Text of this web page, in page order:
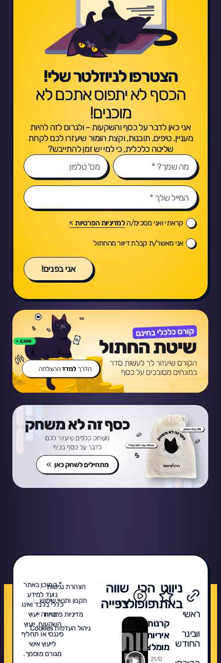
הצטרפו לניוזלטר שלי!
הכסף לא יתפוס אתכם לא
מוכנים!
אני כאן לדבר על כסף והשקעות – ולגרום לזה להיות
מעניין. טיפים, תובנות, וקצת הומור שיעזרו לכם לקחת
שליטה כלכלית, כי למי יש זמן להתייבש?
קראתי ואני מסכימ/הלמדיניות הפרטיות
אני מאשר/ת קבלת דיוור מהחתול
אני בפנים!
הכי
פופולרי
קרנות
איריות
מומלצות
2026:
21/0
ניווט
באתר
ראשי
וובינר
החודש
שווה
צפייה
* התוכן באתר
נועד למידע
כללי בלבד ואינו
מהווה ייעוץ
השקעות, ייעוץ
פיננסי או תחליף
לייעוץ אישי
מגורם מוסמך.
הצהרת נגישות
תקנון ותנאי שימוש
מדיניות פרטיות
ניהול העדפות Cookies